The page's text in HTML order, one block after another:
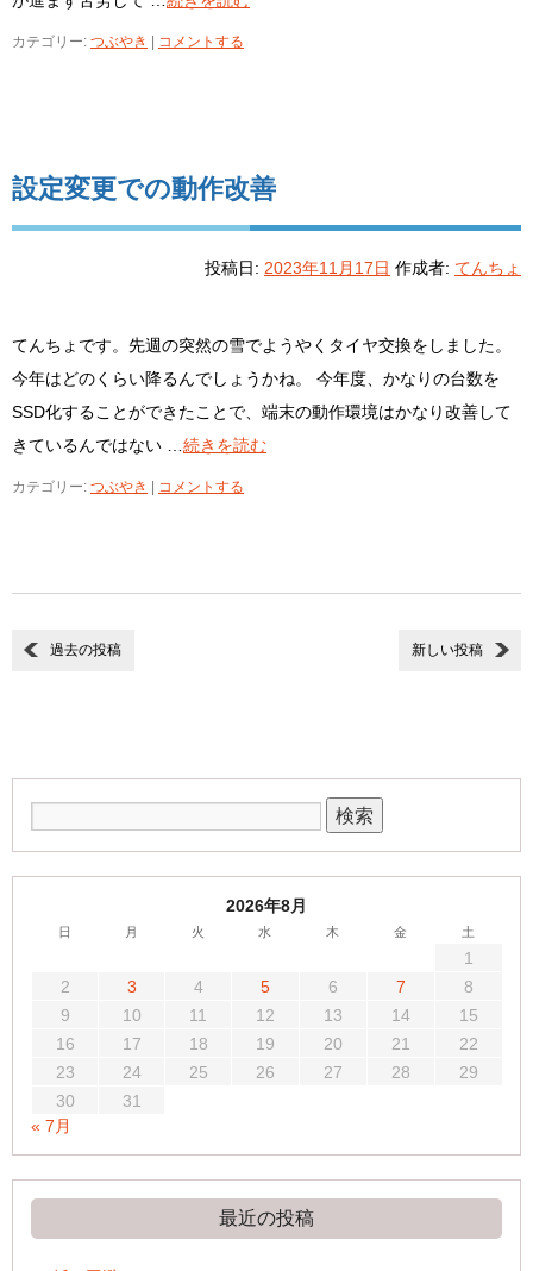
カテゴリー: つぶやき | コメントする
設定変更での動作改善
投稿日: 2023年11月17日 作成者: てんちょ
てんちょです。先週の突然の雪でようやくタイヤ交換をしました。
今年はどのくらい降るんでしょうかね。 今年度、かなりの台数を
SSD化することができたことで、端末の動作環境はかなり改善して
きているんではない … 続きを読む
カテゴリー: つぶやき | コメントする
過去の投稿 新しい投稿
2026年8月
日 月 火 水 木 金 土
1
2
3 4 5 6 7
8
9
10 11 12 13 14
15
16
17 18 19 20 21
22
23
24 25 26 27 28
29
30
31
« 7月
最近の投稿